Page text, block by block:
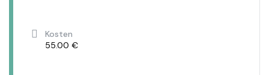
Kosten
55.00 €